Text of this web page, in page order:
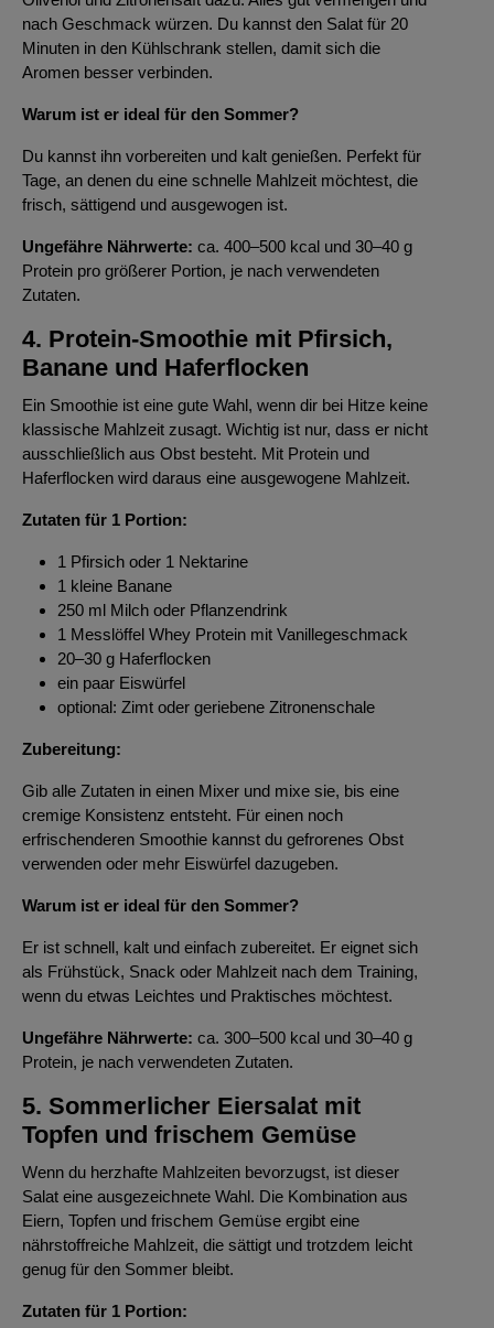
nach Geschmack würzen. Du kannst den Salat für 20
Minuten in den Kühlschrank stellen, damit sich die
Aromen besser verbinden.
Warum ist er ideal für den Sommer?
Du kannst ihn vorbereiten und kalt genießen. Perfekt für
Tage, an denen du eine schnelle Mahlzeit möchtest, die
frisch, sättigend und ausgewogen ist.
Ungefähre Nährwerte: ca. 400–500 kcal und 30–40 g
Protein pro größerer Portion, je nach verwendeten
Zutaten.
4. Protein-Smoothie mit Pfirsich,
Banane und Haferflocken
Ein Smoothie ist eine gute Wahl, wenn dir bei Hitze keine
klassische Mahlzeit zusagt. Wichtig ist nur, dass er nicht
ausschließlich aus Obst besteht. Mit Protein und
Haferflocken wird daraus eine ausgewogene Mahlzeit.
Zutaten für 1 Portion:
1 Pfirsich oder 1 Nektarine
1 kleine Banane
250 ml Milch oder Pflanzendrink
1 Messlöffel Whey Protein mit Vanillegeschmack
20–30 g Haferflocken
ein paar Eiswürfel
optional: Zimt oder geriebene Zitronenschale
Zubereitung:
Gib alle Zutaten in einen Mixer und mixe sie, bis eine
cremige Konsistenz entsteht. Für einen noch
erfrischenderen Smoothie kannst du gefrorenes Obst
verwenden oder mehr Eiswürfel dazugeben.
Warum ist er ideal für den Sommer?
Er ist schnell, kalt und einfach zubereitet. Er eignet sich
als Frühstück, Snack oder Mahlzeit nach dem Training,
wenn du etwas Leichtes und Praktisches möchtest.
Ungefähre Nährwerte: ca. 300–500 kcal und 30–40 g
Protein, je nach verwendeten Zutaten.
5. Sommerlicher Eiersalat mit
Topfen und frischem Gemüse
Wenn du herzhafte Mahlzeiten bevorzugst, ist dieser
Salat eine ausgezeichnete Wahl. Die Kombination aus
Eiern, Topfen und frischem Gemüse ergibt eine
nährstoffreiche Mahlzeit, die sättigt und trotzdem leicht
genug für den Sommer bleibt.
Zutaten für 1 Portion: